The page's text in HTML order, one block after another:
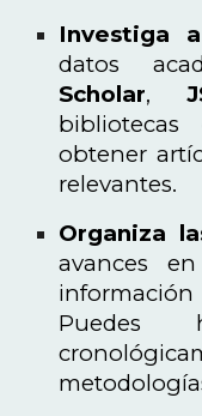
Investiga
datos
Scholar,
obtener
relevantes.
Organiza
avances
Puedes